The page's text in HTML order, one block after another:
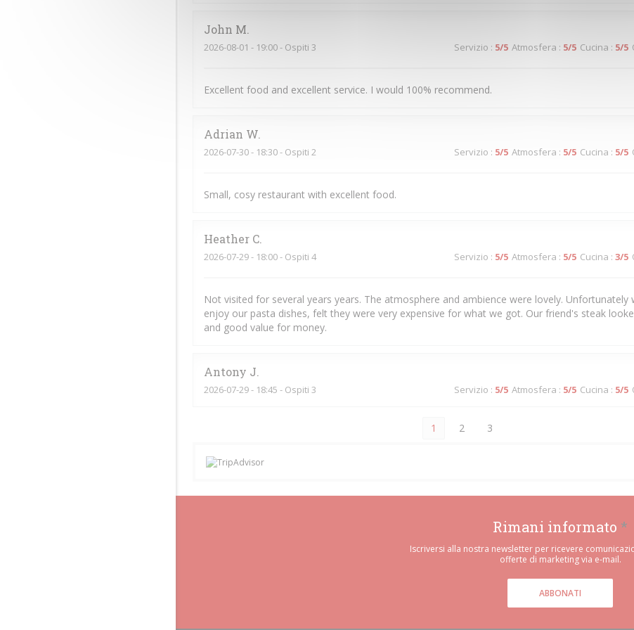
John M
2026-08-01 - 19:00 - Ospiti 3 Servizio : 5/5 Atmosfera : 5/5 Cucina : 5/5
Excellent food and excellent service. I would 100% recommend.
Adrian W
2026-07-30- 18:30 - Ospiti 2 Servizio : 5/5 Atmosfera : 5/5 Cucina : 5/5
Small, cosy restaurant with excellent food.
Heather C
2026-07-29- 18:00 - Ospiti 4 Servizio : 5/5 Atmosfera : 5/5 Cucina : 3/5
Not visited for several years years. The atmosphere and ambience were lovely. Unfortunately
enjoy our pasta dishes, felt they were very expensive for what we got. Our friend's steak
and good value for money.
Antony J
2026-07-29- 18:45 - Ospiti 3 Servizio : 5/5 Atmosfera : 5/5 Cucina : 5/5
1 2 3
Rimani informato *
Iscriversi alla nostra newsletter per ricevere
offerte di marketing via e-mail.
ABBONATI